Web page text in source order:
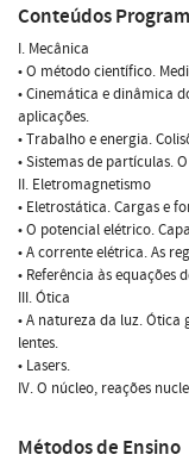
Conteúdos
I. Mecânica
• O método científico.
• Cinemática e dinâmica
aplicações.
• Trabalho e energia.
• Sistemas de partículas.
II. Eletromagnetismo
• Eletrostática. Cargas e
• O potencial elétrico.
• A corrente elétrica. As
• Referência às equações
III. Ótica
• A natureza da luz.
lentes.
• Lasers.
IV. O núcleo, reações
Métodos de Ensino